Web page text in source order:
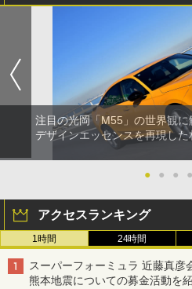
注目の光岡「M55」の世界観
デザインエッセンスを再現し
● ● ● ●
アクセスランキング
1時間 24時間
スーパーフォーミュラ 近藤真
熊本地震についての募金活動を